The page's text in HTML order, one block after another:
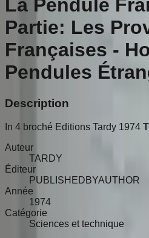
La Pendule
Partie: Les
Françaises -
Pendules
Description
In 4 broché Editions Tardy 1974
Auteur
TARDY
Éditeur
PUBLISHEDBYAUTHOR
Année
1974
Catégorie
Sciences et technique